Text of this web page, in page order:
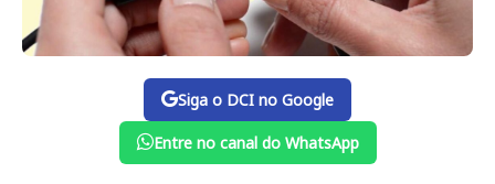
Siga o DCI no Google
Entre no canal do WhatsApp